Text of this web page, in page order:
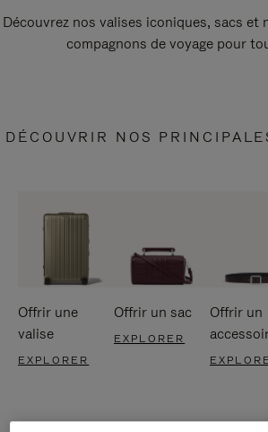
Découvrez nos valises iconiques, sacs et
compagnons de voyage pour
DÉCOUVRIR NOS
Offrir une
valise
EXPLORER
Offrir un sac
EXPLORER
Offrir un